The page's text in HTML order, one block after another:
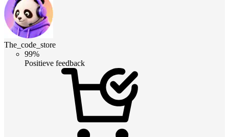
The_code_store
99%
Positieve feedback